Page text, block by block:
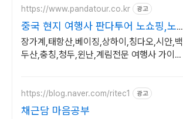
https://www.pandatour.co.kr 광고
중국 현지 여행사 판다투어 노쇼핑,노
옵션,노팁
장가계,태항산,베이징,상하이,칭다오,시안,백
두산,충칭,청두,윈난,계림전문 여행사 가이드
https://blog.naver.com/ritec1 광고
채근담 마음공부